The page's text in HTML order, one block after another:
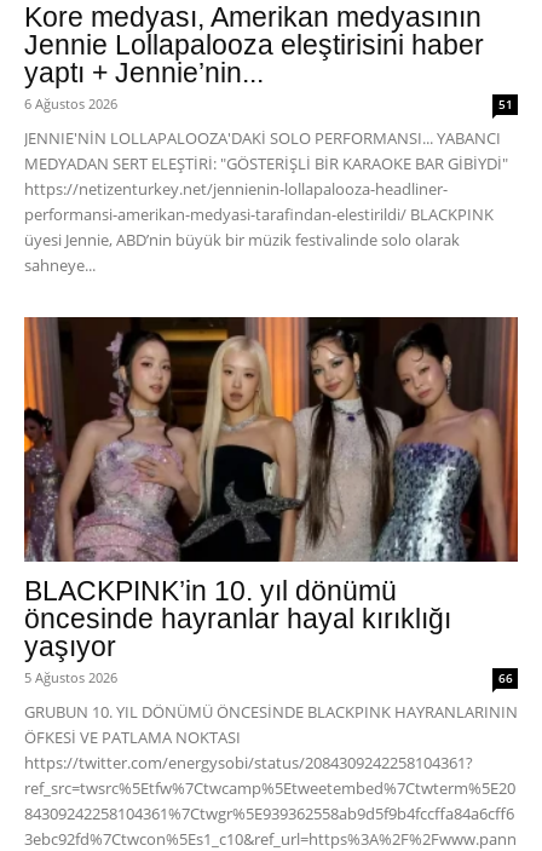
Kore medyası, Amerikan medyasının
Jennie Lollapalooza eleştirisini haber
yaptı + Jennie’nin...
6 Ağustos 2026 51
JENNIE'NİN LOLLAPALOOZA'DAKİ SOLO PERFORMANSI... YABANCI
MEDYADAN SERT ELEŞTİRİ: "GÖSTERİŞLİ BİR KARAOKE BAR GİBİYDİ"
https://netizenturkey.net/jennienin-lollapalooza-headliner-
performansi-amerikan-medyasi-tarafindan-elestirildi/ BLACKPINK
üyesi Jennie, ABD’nin büyük bir müzik festivalinde solo olarak
sahneye...
BLACKPINK’in 10. yıl dönümü
öncesinde hayranlar hayal kırıklığı
yaşıyor
5 Ağustos 2026 66
GRUBUN 10. YIL DÖNÜMÜ ÖNCESİNDE BLACKPINK HAYRANLARININ
ÖFKESİ VE PATLAMA NOKTASI
https://twitter.com/energysobi/status/2084309242258104361?
ref_src=twsrc%5Etfw%7Ctwcamp%5Etweetembed%7Ctwterm%5E20
84309242258104361%7Ctwgr%5E939362558ab9d5f9b4fccffa84a6cff6
3ebc92fd%7Ctwcon%5Es1_c10&ref_url=https%3A%2F%2Fwww.pann